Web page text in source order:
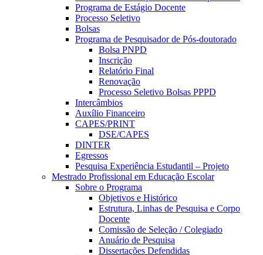
Programa de Estágio Docente
Processo Seletivo
Bolsas
Programa de Pesquisador de Pós-doutorado
Bolsa PNPD
Inscrição
Relatório Final
Renovação
Processo Seletivo Bolsas PPPD
Intercâmbios
Auxílio Financeiro
CAPES/PRINT
DSE/CAPES
DINTER
Egressos
Pesquisa Experiência Estudantil – Projeto
Mestrado Profissional em Educação Escolar
Sobre o Programa
Objetivos e Histórico
Estrutura, Linhas de Pesquisa e Corpo
Docente
Comissão de Seleção / Colegiado
Anuário de Pesquisa
Dissertações Defendidas